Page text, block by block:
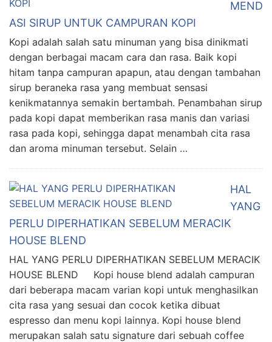
MEND
ASI SIRUP UNTUK CAMPURAN KOPI
Kopi adalah salah satu minuman yang bisa dinikmati
dengan berbagai macam cara dan rasa. Baik kopi
hitam tanpa campuran apapun, atau dengan tambahan
sirup beraneka rasa yang membuat sensasi
kenikmatannya semakin bertambah. Penambahan sirup
pada kopi dapat memberikan rasa manis dan variasi
rasa pada kopi, sehingga dapat menambah cita rasa
dan aroma minuman tersebut. Selain …
HAL
YANG
PERLU DIPERHATIKAN SEBELUM MERACIK
HOUSE BLEND
HAL YANG PERLU DIPERHATIKAN SEBELUM MERACIK
HOUSE BLEND Kopi house blend adalah campuran
dari beberapa macam varian kopi untuk menghasilkan
cita rasa yang sesuai dan cocok ketika dibuat
espresso dan menu kopi lainnya. Kopi house blend
merupakan salah satu signature dari sebuah coffee